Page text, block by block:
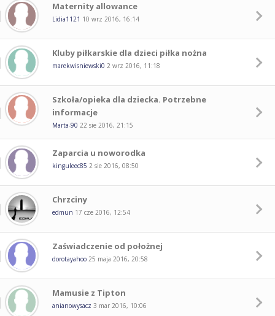
Maternity allowance
Lidia1121 10 wrz 2016, 16:14
Kluby piłkarskie dla dzieci piłka nożna
marekwisniewski0 2 wrz 2016, 11:18
Szkoła/opieka dla dziecka. Potrzebne
informacje
Marta-90 22 sie 2016, 21:15
Zaparcia u noworodka
kinguleec85 2 sie 2016, 08:50
Chrzciny
edmun 17 cze 2016, 12:54
Zaświadczenie od położnej
dorotayahoo 25 maja 2016, 20:58
Mamusie z Tipton
anianowysacz 3 mar 2016, 10:06